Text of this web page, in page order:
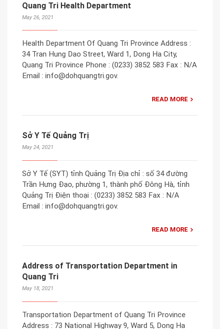
Quang Tri Health Department
May 26, 2021
Health Department Of Quang Tri Province Address :
34 Tran Hung Dao Street, Ward 1, Dong Ha City,
Quang Tri Province Phone : (0233) 3852 583 Fax : N/A
Email : info@dohquangtri.gov.
READ MORE
Sở Y Tế Quảng Trị
May 24, 2021
Sở Y Tế (SYT) tỉnh Quảng Trị Địa chỉ : số 34 đường
Trần Hưng Đạo, phường 1, thành phố Đông Hà, tỉnh
Quảng Trị Điện thoại : (0233) 3852 583 Fax : N/A
Email : info@dohquangtri.gov.
READ MORE
Address of Transportation Department in
Quang Tri
May 18, 2021
Transportation Department of Quang Tri Province
Address : 73 National Highway 9, Ward 5, Dong Ha